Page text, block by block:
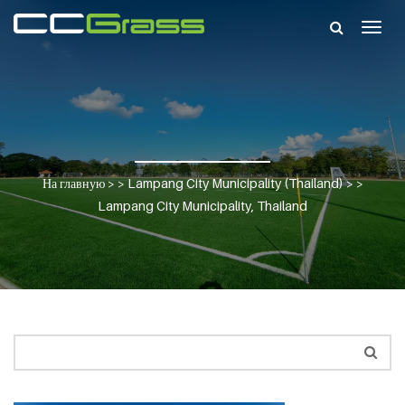
На главную> >Lampang City Municipality (Thailand)> >
Lampang City Municipality, Thailand